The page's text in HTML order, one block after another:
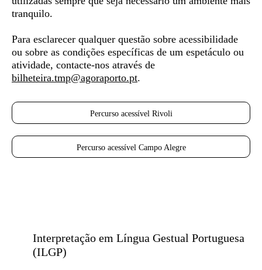
tranquilo.
Para esclarecer qualquer questão sobre acessibilidade
ou sobre as condições específicas de um espetáculo ou
atividade, contacte-nos através de
bilheteira.tmp@agoraporto.pt.
Percurso acessível Rivoli
Percurso acessível Campo Alegre
Interpretação em Língua Gestual Portuguesa
(ILGP)